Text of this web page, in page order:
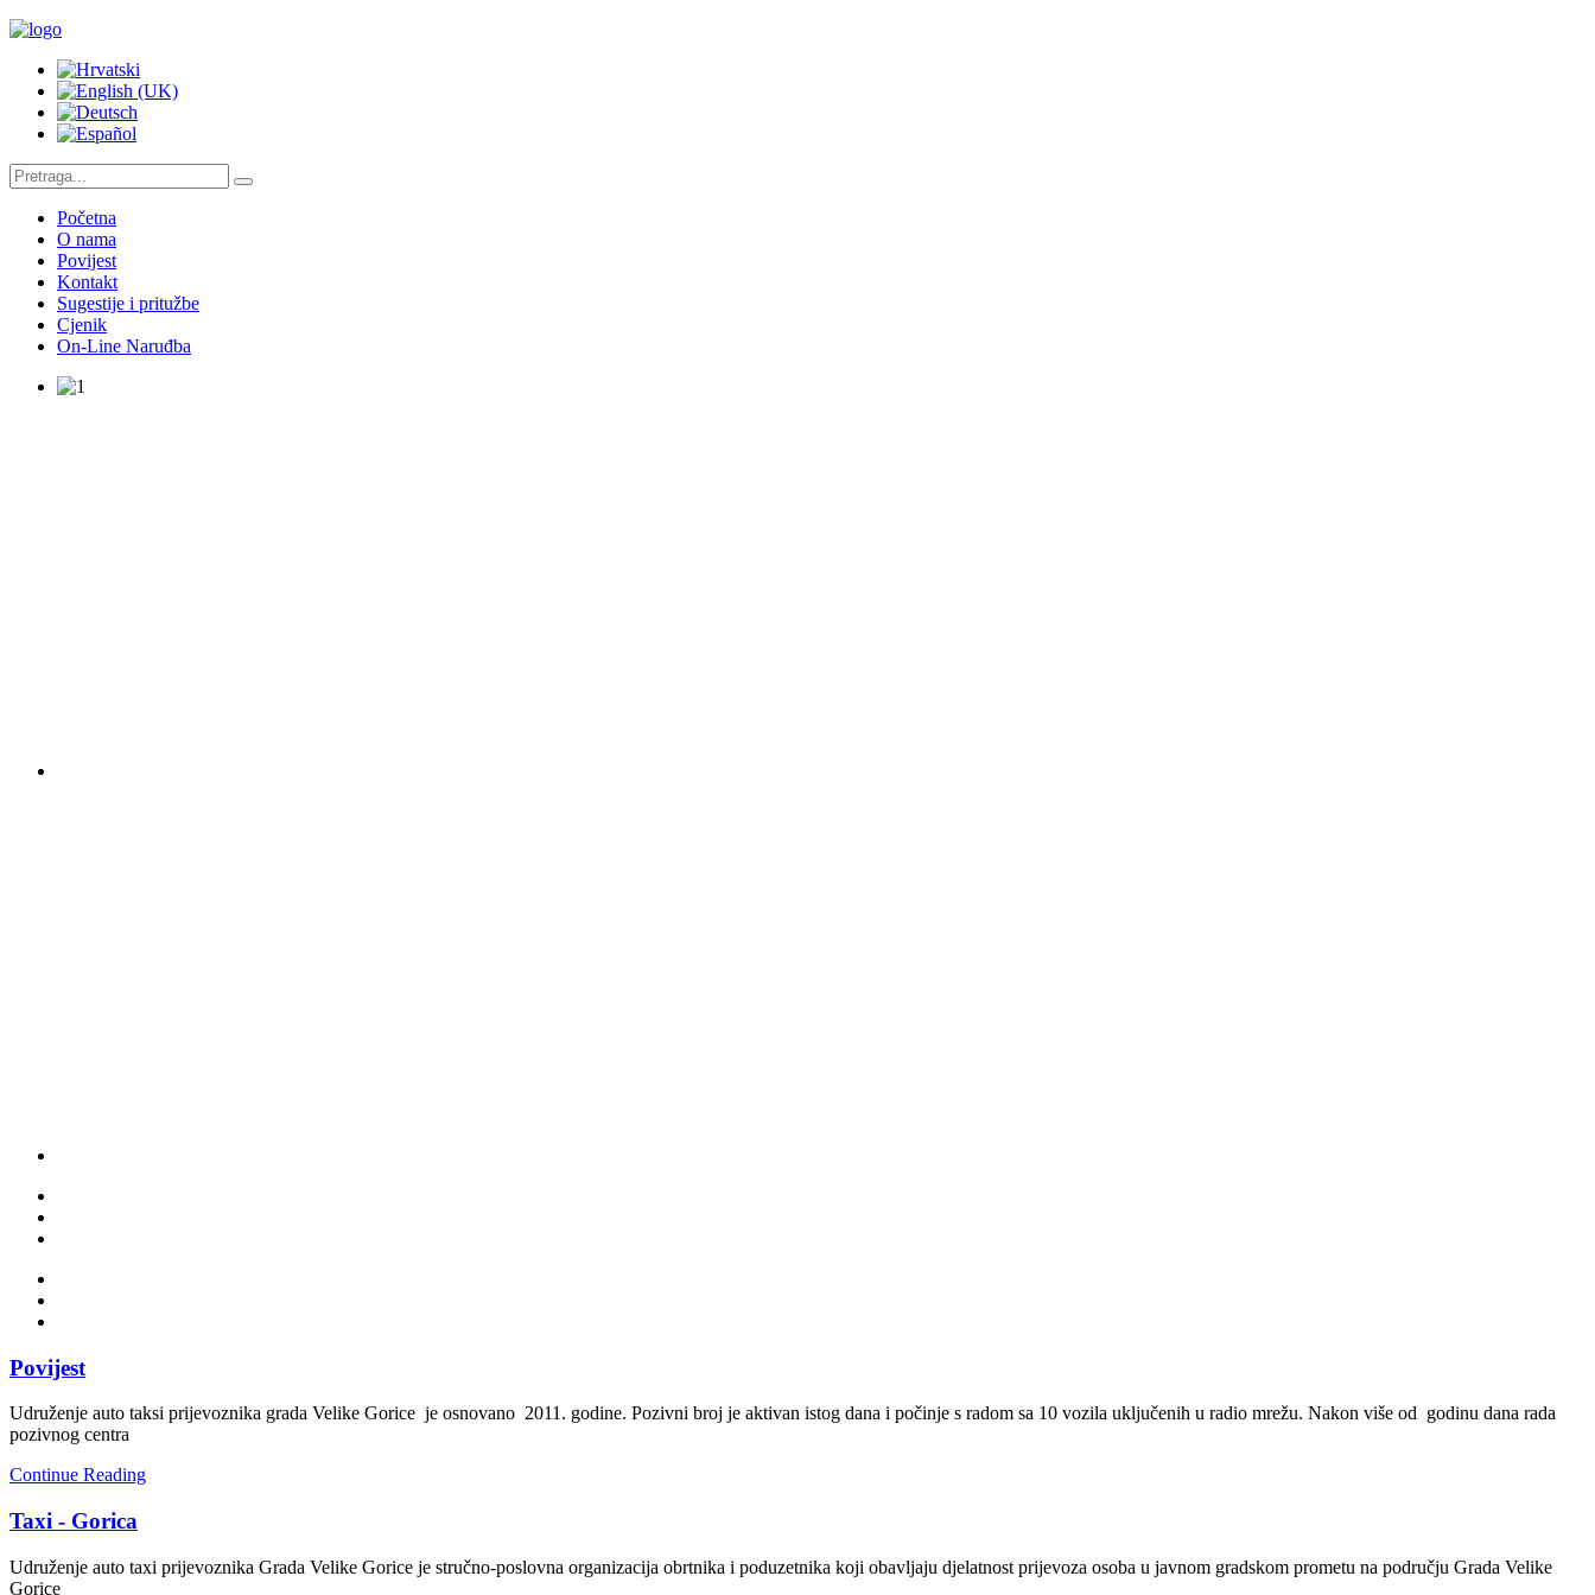
Početna
O nama
Povijest
Kontakt
Sugestije i pritužbe
Cjenik
On-Line Naruđba
Povijest
Udruženje auto taksi prijevoznika grada Velike Gorice je osnovano 2011. godine. Pozivni broj je aktivan istog dana i počinje s radom sa 10 vozila uključenih u radio mrežu. Nakon više od godinu dana rada
pozivnog centra
Continue Reading
Taxi - Gorica
Udruženje auto taxi prijevoznika Grada Velike Gorice je stručno-poslovna organizacija obrtnika i poduzetnika koji obavljaju djelatnost prijevoza osoba u javnom gradskom prometu na području Grada Velike
Gorice